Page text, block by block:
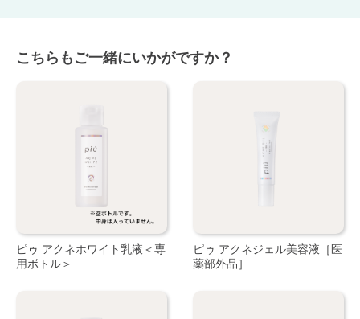
こちらもご一緒にいかがですか？
ピゥ アクネホワイト乳液＜専
用ボトル＞
ピゥ アクネジェル美容液［医
薬部外品］